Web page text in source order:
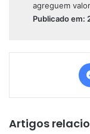
agreguem
Publicado em:
Artigos